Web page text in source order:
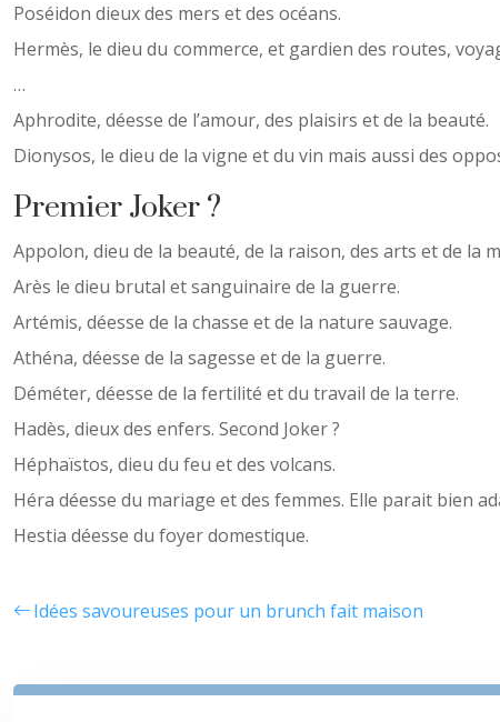
Poséidon dieux des mers et des océans.
Hermès, le dieu du commerce, et gardien des routes,
…
Aphrodite, déesse de l’amour, des plaisirs et de la beauté.
Dionysos, le dieu de la vigne et du vin mais aussi des
Premier Joker ?
Appolon, dieu de la beauté, de la raison, des arts et de la
Arès le dieu brutal et sanguinaire de la guerre.
Artémis, déesse de la chasse et de la nature sauvage.
Athéna, déesse de la sagesse et de la guerre.
Déméter, déesse de la fertilité et du travail de la terre.
Hadès, dieux des enfers. Second Joker ?
Héphaïstos, dieu du feu et des volcans.
Héra déesse du mariage et des femmes. Elle parait bien
Hestia déesse du foyer domestique.
Idées savoureuses pour un brunch fait maison